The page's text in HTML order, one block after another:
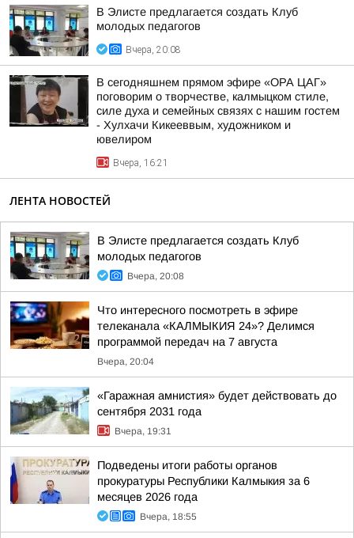
В Элисте предлагается создать Клуб
молодых педагогов
Вчера, 20:08
В сегодняшнем прямом эфире «ОРА ЦАГ»
поговорим о творчестве, калмыцком стиле,
силе духа и семейных связях с нашим гостем
- Хулхачи Кикееввым, художником и
ювелиром
Вчера, 16:21
ЛЕНТА НОВОСТЕЙ
В Элисте предлагается создать Клуб
молодых педагогов
Вчера, 20:08
Что интересного посмотреть в эфире
телеканала «КАЛМЫКИЯ 24»? Делимся
программой передач на 7 августа
Вчера, 20:04
«Гаражная амнистия» будет действовать до
сентября 2031 года
Вчера, 19:31
Подведены итоги работы органов
прокуратуры Республики Калмыкия за 6
месяцев 2026 года
Вчера, 18:55